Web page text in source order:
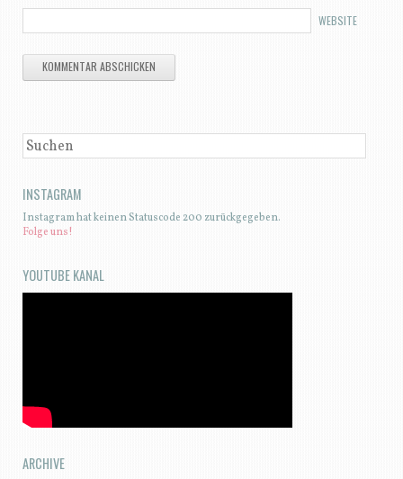
WEBSITE
SUCHEN
INSTAGRAM
Instagram hat keinen Statuscode 200 zurückgegeben.
Folge uns!
YOUTUBE KANAL
ARCHIVE